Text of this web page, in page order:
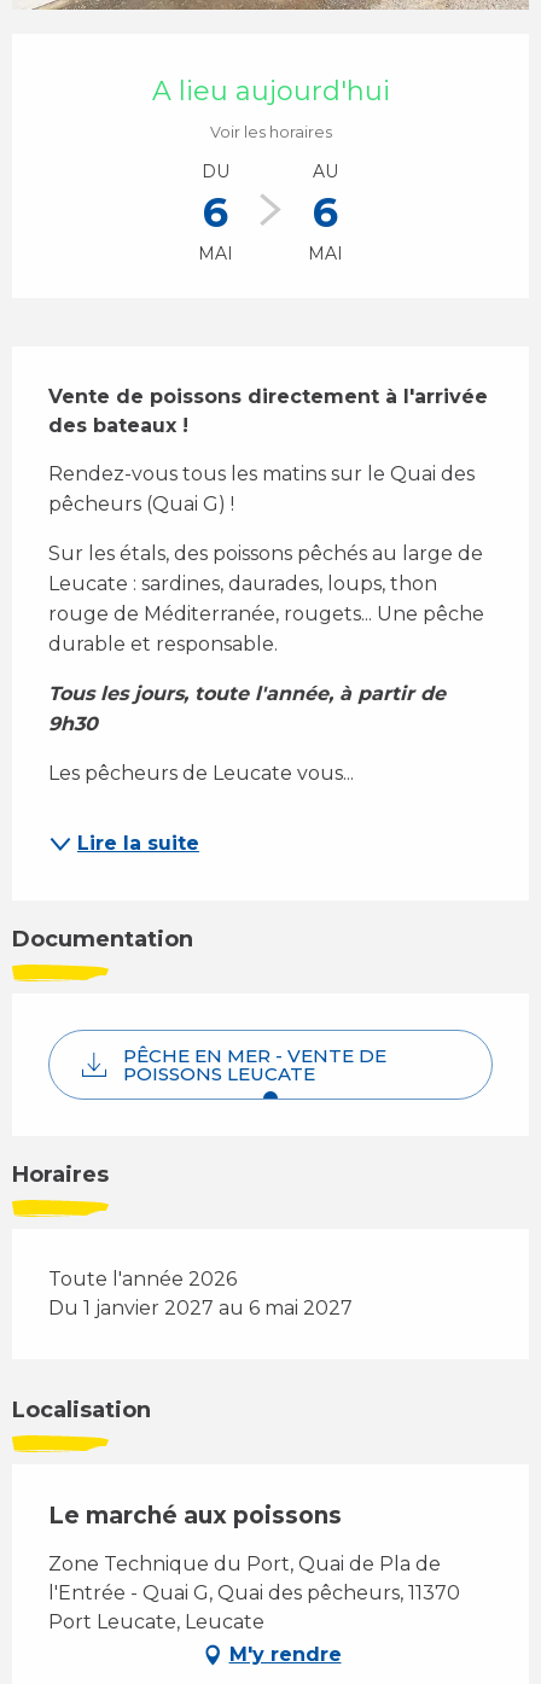
A lieu aujourd'hui
Voir les horaires
DU
6
MAI
AU
6
MAI
Vente de poissons directement à l'arrivée
des bateaux !
Rendez-vous tous les matins sur le Quai des
pêcheurs (Quai G) !
Sur les étals, des poissons pêchés au large de
Leucate : sardines, daurades, loups, thon
rouge de Méditerranée, rougets... Une pêche
durable et responsable.
Tous les jours, toute l'année, à partir de
9h30
Les pêcheurs de Leucate vous...
Lire la suite
Documentation
PÊCHE EN MER - VENTE DE
POISSONS LEUCATE
Horaires
Toute l'année 2026
Du 1 janvier 2027 au 6 mai 2027
Localisation
Le marché aux poissons
Zone Technique du Port, Quai de Pla de
l'Entrée - Quai G, Quai des pêcheurs, 11370
Port Leucate, Leucate
M'y rendre